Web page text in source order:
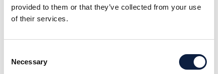
provided to them or that they’ve collected from your use
of their services.
Selection
Necessary
på 500 000 kroner og får et fradrag på 50 000 kroner, vil
skatten din bli beregnet basert på 450 000 kroner i stedet
Hvor mye kan jeg få i